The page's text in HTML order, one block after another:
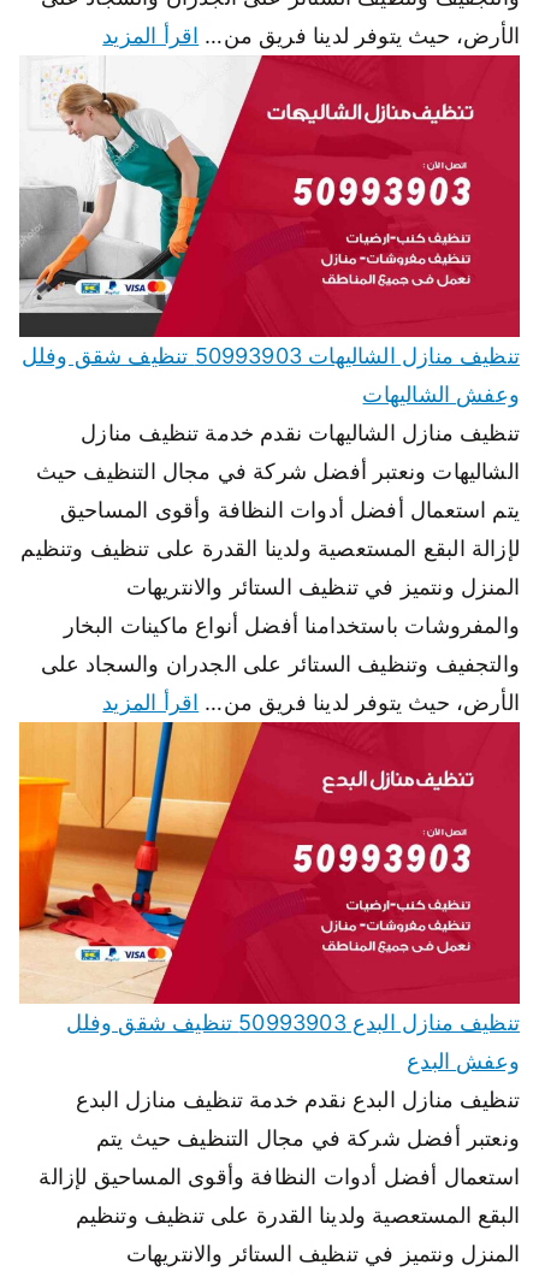
الأرض، حيث يتوفر لدينا فريق من… اقرأ المزيد
تنظيف منازل الشاليهات 50993903 تنظيف شقق وفلل
وعفش الشاليهات
تنظيف منازل الشاليهات نقدم خدمة تنظيف منازل
الشاليهات ونعتبر أفضل شركة في مجال التنظيف حيث
يتم استعمال أفضل أدوات النظافة وأقوى المساحيق
لإزالة البقع المستعصية ولدينا القدرة على تنظيف وتنظيم
المنزل ونتميز في تنظيف الستائر والانتريهات
والمفروشات باستخدامنا أفضل أنواع ماكينات البخار
والتجفيف وتنظيف الستائر على الجدران والسجاد على
الأرض، حيث يتوفر لدينا فريق من… اقرأ المزيد
تنظيف منازل البدع 50993903 تنظيف شقق وفلل
وعفش البدع
تنظيف منازل البدع نقدم خدمة تنظيف منازل البدع
ونعتبر أفضل شركة في مجال التنظيف حيث يتم
استعمال أفضل أدوات النظافة وأقوى المساحيق لإزالة
البقع المستعصية ولدينا القدرة على تنظيف وتنظيم
المنزل ونتميز في تنظيف الستائر والانتريهات